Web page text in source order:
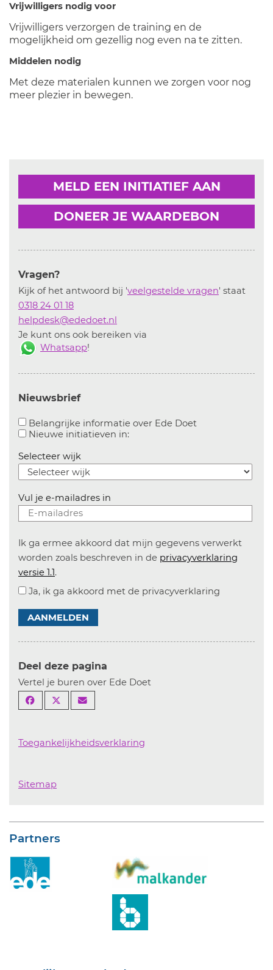
Vrijwilligers nodig voor
Vrijwilligers verzorgen de training en de
mogelijkheid om gezellig nog even na te zitten.
Middelen nodig
Met deze materialen kunnen we zorgen voor nog
meer plezier in bewegen.
MELD EEN INITIATIEF AAN
DONEER JE WAARDEBON
Vragen?
Kijk of het antwoord bij 'veelgestelde vragen' staat
0318 24 01 18
helpdesk@ededoet.nl
Je kunt ons ook bereiken via
Whatsapp!
Nieuwsbrief
Belangrijke informatie over Ede Doet
Nieuwe initiatieven in:Aanvinken om informatie over
Selecteer wijk
Vul je e-mailadres in
Ik ga ermee akkoord dat mijn gegevens verwerkt
worden zoals beschreven in de privacyverklaring
versie 1.1.
Ja, ik ga akkoord met de privacyverklaring
AANMELDEN
Deel deze pagina
Vertel je buren over Ede Doet
Toegankelijkheidsverklaring
Sitemap
Partners